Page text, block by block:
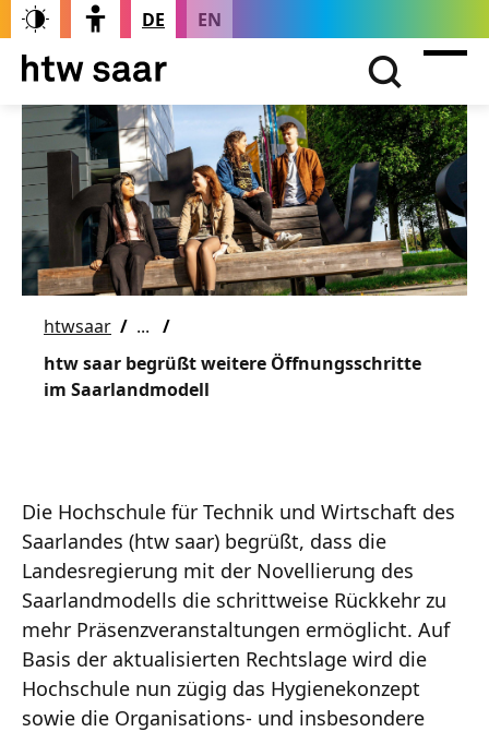
DE EN
htwsaar
htw saar begrüßt weitere Öffnungsschritte
im Saarlandmodell
Die Hochschule für Technik und Wirtschaft des
Saarlandes (htw saar) begrüßt, dass die
Landesregierung mit der Novellierung des
Saarlandmodells die schrittweise Rückkehr zu
mehr Präsenzveranstaltungen ermöglicht. Auf
Basis der aktualisierten Rechtslage wird die
Hochschule nun zügig das Hygienekonzept
sowie die Organisations- und insbesondere